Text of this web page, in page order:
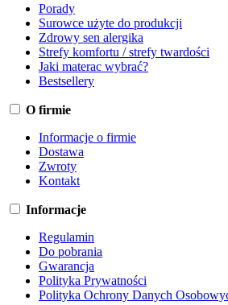
Porady
Surowce użyte do produkcji
Zdrowy sen alergika
Strefy komfortu / strefy twardości
Jaki materac wybrać?
Bestsellery
O firmie
Informacje o firmie
Dostawa
Zwroty
Kontakt
Informacje
Regulamin
Do pobrania
Gwarancja
Polityka Prywatności
Polityka Ochrony Danych